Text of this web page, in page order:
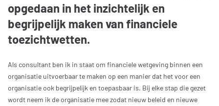
opgedaan in het inzichtelijk en
begrijpelijk maken van financiele
toezichtwetten.
Als consultant ben ik in staat om financiele wetgeving binnen een
organisatie uitvoerbaar te maken op een manier dat het voor een
organisatie ook begrijpelijk en toepasbaar is. Bij elke stap die gezet
wordt neem ik de organisatie mee zodat nieuw beleid en nieuwe